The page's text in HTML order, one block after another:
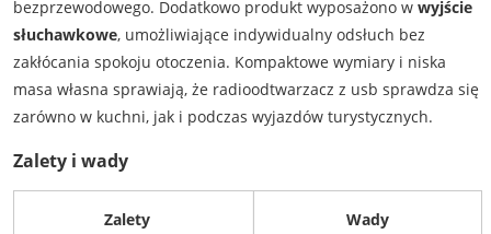
bezprzewodowego. Dodatkowo produkt wyposażono w wyjście
słuchawkowe, umożliwiające indywidualny odsłuch bez
zakłócania spokoju otoczenia. Kompaktowe wymiary i niska
masa własna sprawiają, że radioodtwarzacz z usb sprawdza się
zarówno w kuchni, jak i podczas wyjazdów turystycznych.
Zalety i wady
Zalety Wady